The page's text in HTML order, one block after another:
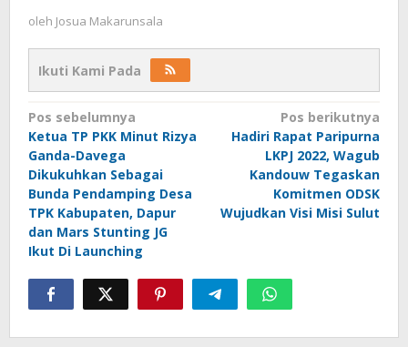
oleh Josua Makarunsala
Ikuti Kami Pada
Navigasi
pos
Pos sebelumnya
Ketua TP PKK Minut Rizya
Ganda-Davega
Dikukuhkan Sebagai
Bunda Pendamping Desa
TPK Kabupaten, Dapur
dan Mars Stunting JG
Ikut Di Launching
Pos berikutnya
Hadiri Rapat Paripurna
LKPJ 2022, Wagub
Kandouw Tegaskan
Komitmen ODSK
Wujudkan Visi Misi Sulut